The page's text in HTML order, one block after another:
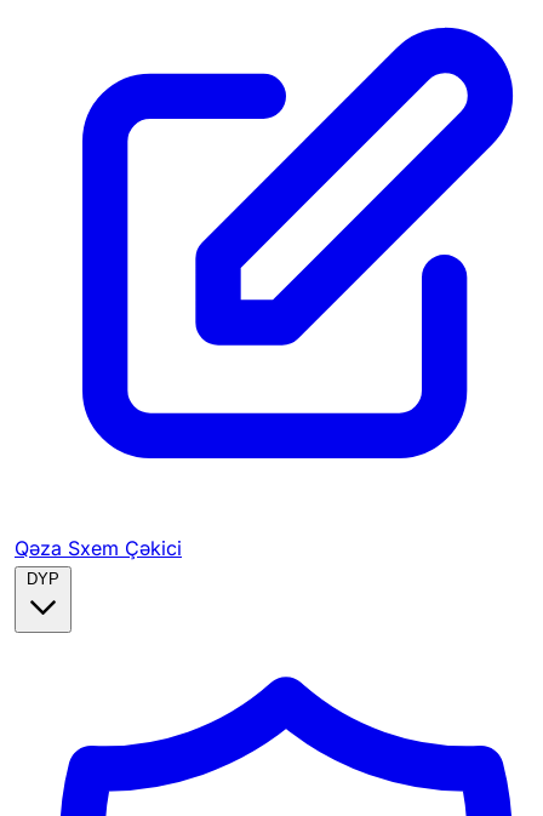
Qəza Sxem Çəkici
DYP